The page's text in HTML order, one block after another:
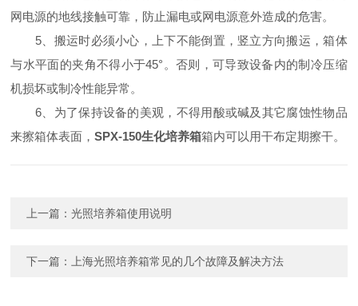
网电源的地线接触可靠，防止漏电或网电源意外造成的危害。
5、搬运时必须小心，上下不能倒置，竖立方向搬运，箱体
与水平面的夹角不得小于45°。否则，可导致设备内的制冷压缩
机损坏或制冷性能异常。
6、为了保持设备的美观，不得用酸或碱及其它腐蚀性物品
来擦箱体表面，SPX-150生化培养箱箱内可以用干布定期擦干。
上一篇：光照培养箱使用说明
下一篇： 上海光照培养箱常见的几个故障及解决方法